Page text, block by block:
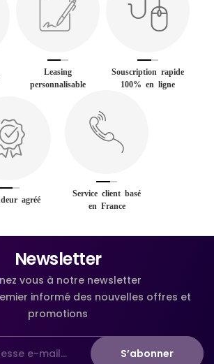
Leasing
personnalisable
Souscription rapide
100% en ligne
agréé
Service client basé
en France
Newsletter
vous à notre newsletter
informé des nouvelles offres et
promotions
S’abonner